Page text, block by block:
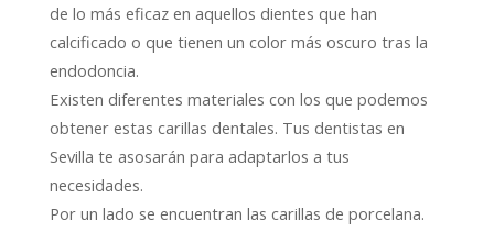
de lo más eficaz en aquellos dientes que han
calcificado o que tienen un color más oscuro tras la
endodoncia.
Existen diferentes materiales con los que podemos
obtener estas carillas dentales. Tus dentistas en
Sevilla te asosarán para adaptarlos a tus
necesidades.
Por un lado se encuentran las carillas de porcelana.